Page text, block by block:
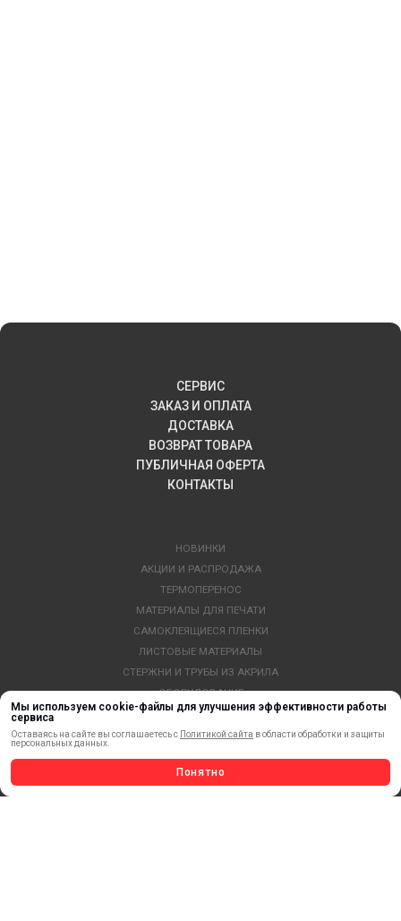
Мы используем cookie-файлы для улучшения эффективности работы
сервиса
Оставаясь на сайте вы соглашаетесь с Политикой сайта в области обработки и защиты
персональных данных.
Понятно
СЕРВИС
ЗАКАЗ И ОПЛАТА
ДОСТАВКА
ВОЗВРАТ ТОВАРА
ПУБЛИЧНАЯ ОФЕРТА
КОНТАКТЫ
НОВИНКИ
АКЦИИ И РАСПРОДАЖА
ТЕРМОПЕРЕНОС
МАТЕРИАЛЫ ДЛЯ ПЕЧАТИ
САМОКЛЕЯЩИЕСЯ ПЛЕНКИ
ЛИСТОВЫЕ МАТЕРИАЛЫ
СТЕРЖНИ И ТРУБЫ ИЗ АКРИЛА
ОБОРУДОВАНИЕ
ФЛАГШТОКИ SKYPOLE
ПРОФИЛИ И ПРОФИЛЬНЫЕ СИСТЕМЫ
МОБИЛЬНЫЕ СТЕНДЫ И POSM